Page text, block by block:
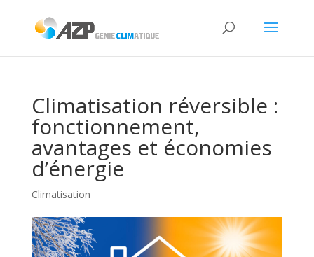
Climatisation réversible :
fonctionnement,
avantages et économies
d’énergie
Climatisation